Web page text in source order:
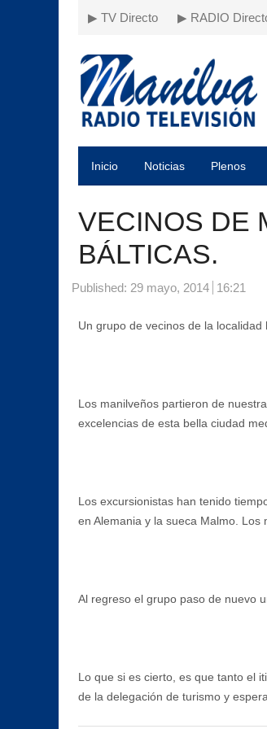
▶ TV Directo ▶ RADIO
Inicio Noticias Plenos
VECINOS DE
BÁLTICAS.
Published: 29 mayo, 2014 16:21
Un grupo de vecinos de la
Los manilveños partieron de
excelencias de esta bella ciudad
Los excursionistas han tenido
en Alemania y la sueca Malmo. Los
Al regreso el grupo paso de nuevo
Lo que si es cierto, es que tanto el
de la delegación de turismo y